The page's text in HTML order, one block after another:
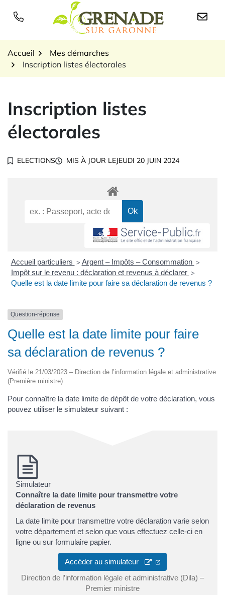
Logo Grenade sur
Accueil
Mes démarches
Inscription listes électorales
Inscription listes
électorales
ELECTIONS MIS À JOUR LEJEUDI 20 JUIN 2024
Accueil particuliers > Argent – Impôts – Consommation >
Impôt sur le revenu : déclaration et revenus à déclarer >
Quelle est la date limite pour faire sa déclaration de revenus ?
Question-réponse
Quelle est la date limite pour faire
sa déclaration de revenus ?
Vérifié le 21/03/2023 – Direction de l’information légale et administrative
(Première ministre)
Pour connaître la date limite de dépôt de votre déclaration, vous
pouvez utiliser le simulateur suivant :
Simulateur
Connaître la date limite pour transmettre votre
déclaration de revenus
La date limite pour transmettre votre déclaration varie selon
votre département et selon que vous effectuez celle-ci en
ligne ou sur formulaire papier.
Accéder au simulateur
Direction de l’information légale et administrative (Dila) –
Premier ministre